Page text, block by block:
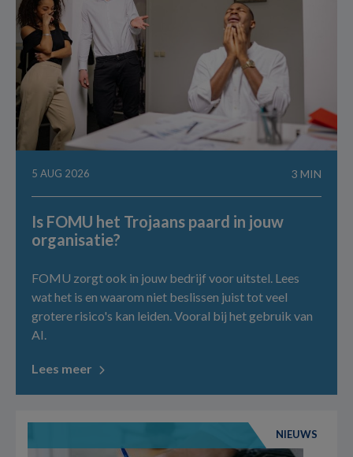
5 AUG 2026 3 MIN
Is FOMU het Trojaans paard in jouw
organisatie?
FOMU zorgt ook in jouw bedrijf voor uitstel. Lees
wat het is en waarom niet beslissen juist tot veel
grotere risico's kan leiden. Vooral bij het gebruik van
AI.
Lees meer
NIEUWS